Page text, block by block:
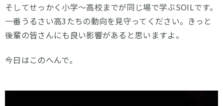
そしてせっかく小学～高校までが同じ場で学ぶSOILです。
一番うるさい高3たちの動向を見守ってください。きっと
後輩の皆さんにも良い影響があると思いますよ。
今日はこのへんで。